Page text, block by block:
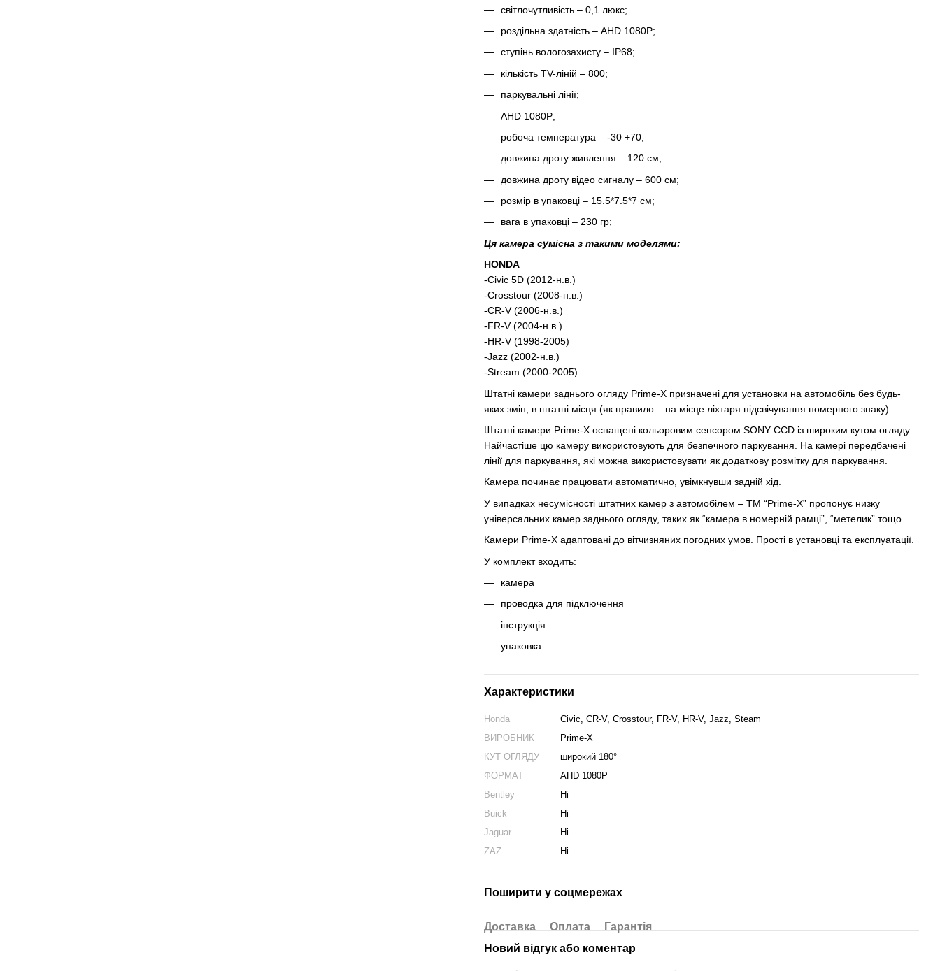
світлочутливість – 0,1 люкс;
роздільна здатність – AHD 1080P;
ступінь вологозахисту – IP68;
кількість TV-ліній – 800;
паркувальні лінії;
AHD 1080P;
робоча температура – -30 +70;
довжина дроту живлення – 120 см;
довжина дроту відео сигналу – 600 см;
розмір в упаковці – 15.5*7.5*7 см;
вага в упаковці – 230 гр;
Ця камера сумісна з такими моделями:
HONDA
-Civic 5D (2012-н.в.)
-Crosstour (2008-н.в.)
-CR-V (2006-н.в.)
-FR-V (2004-н.в.)
-HR-V (1998-2005)
-Jazz (2002-н.в.)
-Stream (2000-2005)
Штатні камери заднього огляду Prime-X призначені для установки на автомобіль без будь-
яких змін, в штатні місця (як правило – на місце ліхтаря підсвічування номерного знаку).
Штатні камери Prime-X оснащені кольоровим сенсором SONY CCD із широким кутом огляду.
Найчастіше цю камеру використовують для безпечного паркування. На камері передбачені
лінії для паркування, які можна використовувати як додаткову розмітку для паркування.
Камера починає працювати автоматично, увімкнувши задній хід.
У випадках несумісності штатних камер з автомобілем – TM “Prime-X” пропонує низку
універсальних камер заднього огляду, таких як “камера в номерній рамці”, “метелик” тощо.
Камери Prime-X адаптовані до вітчизняних погодних умов. Прості в установці та експлуатації.
У комплект входить:
камера
проводка для підключення
інструкція
упаковка
Характеристики
Honda
Civic, CR-V, Crosstour, FR-V, HR-V, Jazz, Steam
ВИРОБНИК
Prime-X
КУТ ОГЛЯДУ
широкий 180°
ФОРМАТ
AHD 1080P
Bentley
Ні
Buick
Ні
Jaguar
Ні
ZAZ
Ні
Поширити у соцмережах
Доставка Оплата
Гарантія
Новий відгук або коментар